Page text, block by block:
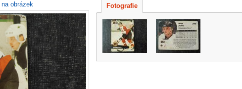
obrázek Fotografie